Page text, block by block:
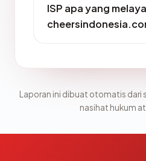
ISP apa yang
Laporan ini dibuat otomatis dari
nasihat hukum